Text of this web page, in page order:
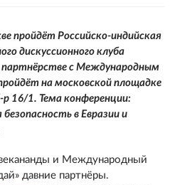
пройдёт Российско-индийская
дискуссионного клуба
партнёрстве с Международным
на московской площадке
р 16/1. Тема конференции:
в Евразии и
и Международный
давние партнёры.